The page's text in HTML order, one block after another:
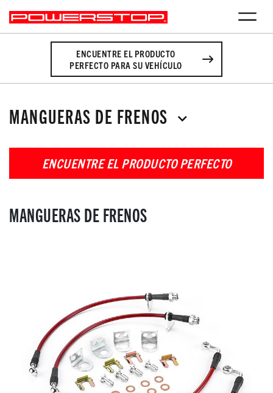
ENCUENTRE EL PRODUCTO
PERFECTO PARA SU VEHÍCULO
MANGUERAS DE FRENOS
ENCUENTRE EL PRODUCTO PERFECTO
MANGUERAS DE FRENOS